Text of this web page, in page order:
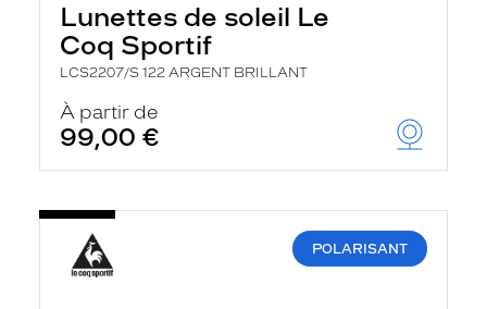
Lunettes de soleil Le
Coq Sportif
LCS2207/S 122 ARGENT BRILLANT
À partir de
99,00 €
POLARISANT